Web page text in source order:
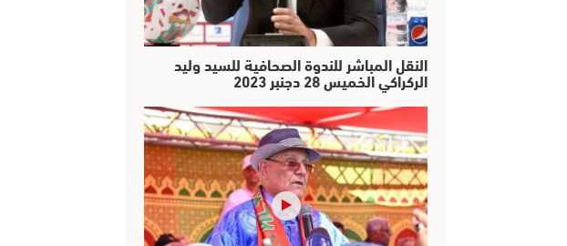
النقل المباشر للندوة الصحافية للسيد وليد
الركراكي الخميس 28 دجنبر 2023